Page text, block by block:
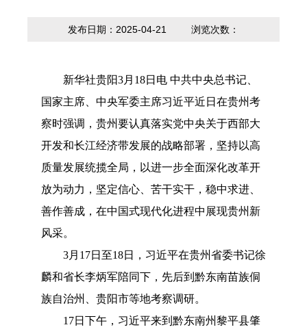
发布日期：2025-04-21 浏览次数：
新华社贵阳3月18日电 中共中央总书记、
国家主席、中央军委主席习近平近日在贵州考
察时强调，贵州要认真落实党中央关于西部大
开发和长江经济带发展的战略部署，坚持以高
质量发展统揽全局，以进一步全面深化改革开
放为动力，坚定信心、苦干实干，稳中求进、
善作善成，在中国式现代化进程中展现贵州新
风采。
3月17日至18日，习近平在贵州省委书记徐
麟和省长李炳军陪同下，先后到黔东南苗族侗
族自治州、贵阳市等地考察调研。
17日下午，习近平来到黔东南州黎平县肇